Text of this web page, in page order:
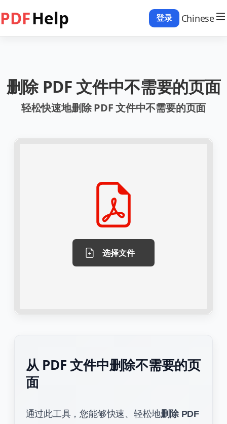
PDFHelp 登录 Chinese
删除 PDF 文件中不需要的页面
轻松快速地删除 PDF 文件中不需要的页面
选择文件
从 PDF 文件中删除不需要的页
面
通过此工具，您能够快速、轻松地删除 PDF